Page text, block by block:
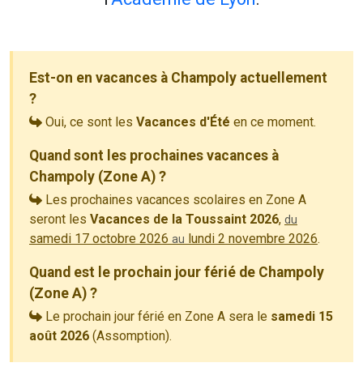
Est-on en vacances à Champoly actuellement
?
Oui, ce sont les Vacances d'Été en ce moment.
Quand sont les prochaines vacances à
Champoly (Zone A) ?
Les prochaines vacances scolaires en Zone A
seront les Vacances de la Toussaint 2026, du
samedi 17 octobre 2026 au lundi 2 novembre 2026.
Quand est le prochain jour férié de Champoly
(Zone A) ?
Le prochain jour férié en Zone A sera le samedi 15
août 2026 (Assomption).